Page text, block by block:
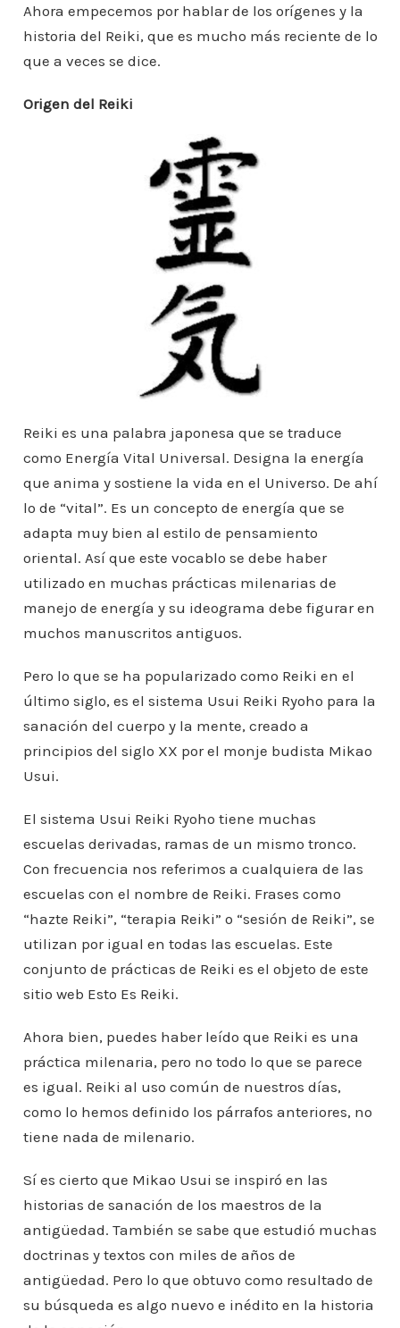
Ahora empecemos por hablar de los orígenes y la
historia del Reiki, que es mucho más reciente de lo
que a veces se dice.
Origen del Reiki
Reiki es una palabra japonesa que se traduce
como Energía Vital Universal. Designa la energía
que anima y sostiene la vida en el Universo. De ahí
lo de “vital”. Es un concepto de energía que se
adapta muy bien al estilo de pensamiento
oriental. Así que este vocablo se debe haber
utilizado en muchas prácticas milenarias de
manejo de energía y su ideograma debe figurar en
muchos manuscritos antiguos.
Pero lo que se ha popularizado como Reiki en el
último siglo, es el sistema Usui Reiki Ryoho para la
sanación del cuerpo y la mente, creado a
principios del siglo XX por el monje budista Mikao
Usui.
El sistema Usui Reiki Ryoho tiene muchas
escuelas derivadas, ramas de un mismo tronco.
Con frecuencia nos referimos a cualquiera de las
escuelas con el nombre de Reiki. Frases como
“hazte Reiki”, “terapia Reiki” o “sesión de Reiki”, se
utilizan por igual en todas las escuelas. Este
conjunto de prácticas de Reiki es el objeto de este
sitio web Esto Es Reiki.
Ahora bien, puedes haber leído que Reiki es una
práctica milenaria, pero no todo lo que se parece
es igual. Reiki al uso común de nuestros días,
como lo hemos definido los párrafos anteriores, no
tiene nada de milenario.
Sí es cierto que Mikao Usui se inspiró en las
historias de sanación de los maestros de la
antigüedad. También se sabe que estudió muchas
doctrinas y textos con miles de años de
antigüedad. Pero lo que obtuvo como resultado de
su búsqueda es algo nuevo e inédito en la historia